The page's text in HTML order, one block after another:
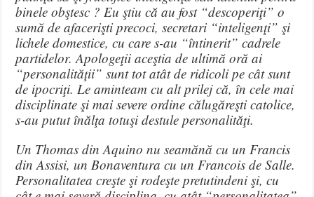
binele obştesc ? Eu ştiu că au fost “descoperiţi” o
sumă de afacerişti precoci, secretari “inteligenţi” şi
lichele domestice, cu care s-au “întinerit” cadrele
partidelor. Apologeţii aceştia de ultimă oră ai
“personalităţii” sunt tot atât de ridicoli pe cât sunt
de ipocriţi. Le aminteam cu alt prilej că, în cele mai
disciplinate şi mai severe ordine călugăreşti catolice,
s-au putut înălţa totuşi destule personalităţi.
Un Thomas din Aquino nu seamănă cu un Francis
din Assisi, un Bonaventura cu un Francois de Salle.
Personalitatea creşte şi rodeşte pretutindeni şi, cu